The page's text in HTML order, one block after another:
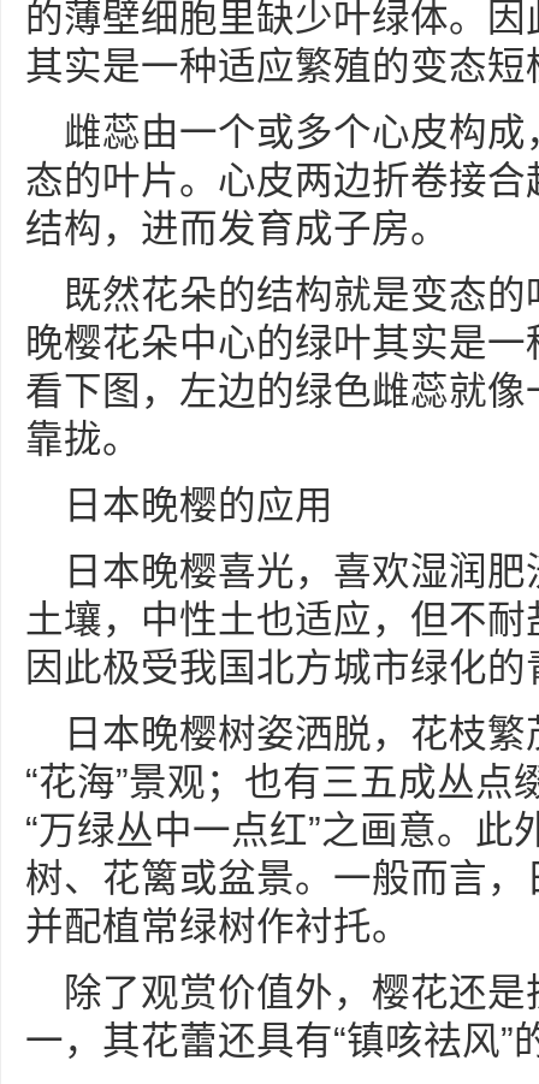
的薄壁细胞里缺少叶绿体。
其实是一种适应繁殖的变态短
雌蕊由一个或多个心皮构
态的叶片。心皮两边折卷接
结构，进而发育成子房。
既然花朵的结构就是变态
晚樱花朵中心的绿叶其实是
看下图，左边的绿色雌蕊就
靠拢。
日本晚樱的应用
日本晚樱喜光，喜欢湿润
土壤，中性土也适应，但不
因此极受我国北方城市绿化的
日本晚樱树姿洒脱，花枝
“花海”景观；也有三五成丛点
“万绿丛中一点红”之画意。此
树、花篱或盆景。一般而言
并配植常绿树作衬托。
除了观赏价值外，樱花还
一，其花蕾还具有“镇咳祛风”